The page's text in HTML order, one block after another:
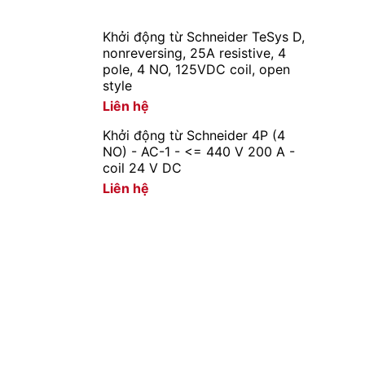
Khởi động từ Schneider TeSys D,
nonreversing, 25A resistive, 4
pole, 4 NO, 125VDC coil, open
style
Liên hệ
Khởi động từ Schneider 4P (4
NO) - AC-1 - <= 440 V 200 A -
coil 24 V DC
Liên hệ